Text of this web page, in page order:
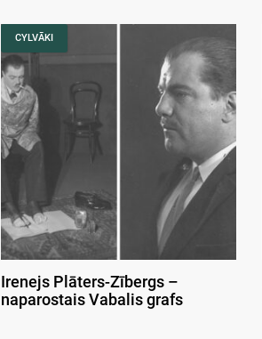
CYLVĀKI
Irenejs Plāters-Zībergs –
naparostais Vabalis grafs